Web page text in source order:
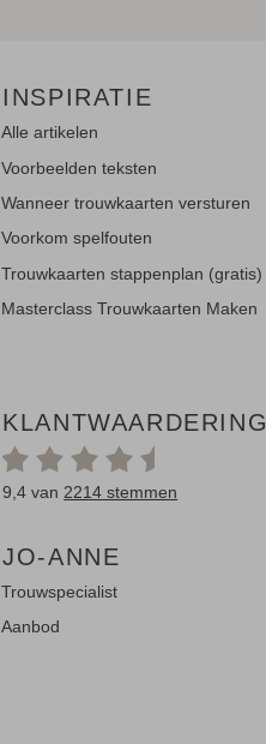
INSPIRATIE
Alle artikelen
Voorbeelden teksten
Wanneer trouwkaarten versturen
Voorkom spelfouten
Trouwkaarten stappenplan (gratis)
Masterclass Trouwkaarten Maken
KLANTWAARDERING
9,4 van 2214 stemmen
JO-ANNE
Trouwspecialist
Aanbod